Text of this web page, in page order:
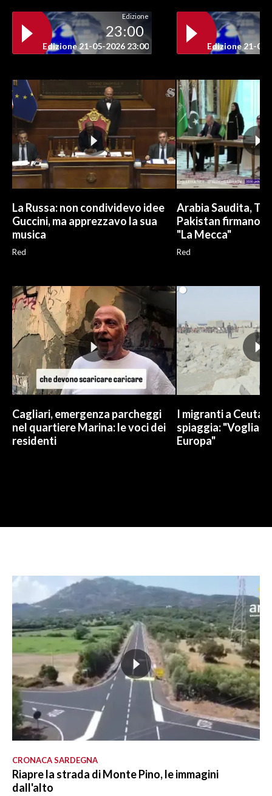
Edizione
23:00
Edizione 21-05-2026 23:00 Edizione 21-05-
La Russa: non condividevo idee
Guccini, ma apprezzavo la sua
musica
Red
Arabia Saudita,
Pakistan firmano
"La Mecca"
Red
Cagliari, emergenza parcheggi
nel quartiere Marina: le voci dei
residenti
I migranti a Ceuta
spiaggia:
Europa"
CRONACA SARDEGNA
Riapre la strada di Monte Pino, le immagini
dall'alto